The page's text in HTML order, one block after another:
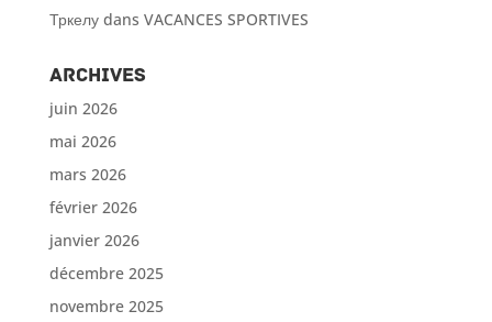
Тркелуdans VACANCES SPORTIVES
Archives
juin 2026
mai 2026
mars 2026
février 2026
janvier 2026
décembre 2025
novembre 2025